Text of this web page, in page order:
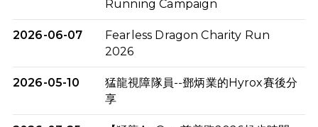
Running Campaign
2026-06-07
Fearless Dragon Charity Run
2026
2026-05-10
猛龍視障隊員--鄧炳業的Hyrox賽後分
享